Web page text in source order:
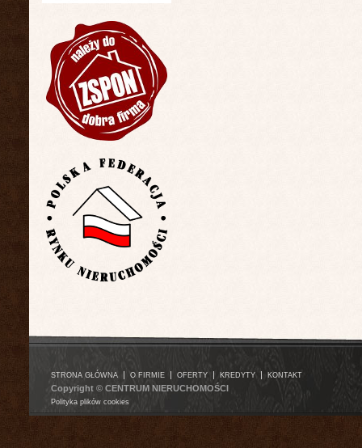
STRONA GŁÓWNA | O FIRMIE | OFERTY | KREDYTY | KONTAKT
Copyright © CENTRUM NIERUCHOMOŚCI
Polityka plików cookies